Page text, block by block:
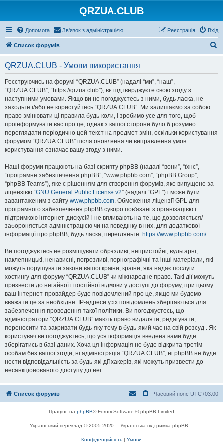
QRZUA.CLUB
Допомога Зв'язок з адміністрацією Вхід
Реєстрація
Список форумів
QRZUA.CLUB - Умови використання
Реєструючись на форумі “QRZUA.CLUB” (надалі “ми”, “наш”,
“QRZUA.CLUB”, “https://qrzua.club”), ви підтверджуєте свою згоду з
наступними умовами. Якщо ви не погоджуєтесь з ними, будь ласка, не
заходьте і/або не користуйтесь “QRZUA.CLUB”. Ми залишаємо за собою
право змінювати ці правила будь-коли, і зробимо усе для того, щоб
проінформувати вас про це, однак з вашої сторони було б розумно
переглядати періодично цей текст на предмет змін, оскільки користування
форумом “QRZUA.CLUB” після оновлення чи виправлення умов
користування означає вашу згоду з ними.
Наші форуми працюють на базі скрипту phpBB (надалі “вони”, “їхнє”,
“програмне забезпечення phpBB”, “www.phpbb.com”, “phpBB Group”,
“phpBB Teams”), яке є рішенням для створення форумів, яке випущене за
ліцензією “GNU General Public License v2” (надалі “GPL”) і може бути
завантаженим з сайту www.phpbb.com. Обмеження ліцензії GPL для
програмного забезпечення phpBB суворо пов'язані з організацією і
підтримкою інтернет-дискусій і не впливають на те, що дозволяється/
забороняється адміністрацією чи на поведінку в них. Для додаткової
інформації про phpBB, будь ласка, перегляньте: https://www.phpbb.com/.
Ви погоджуєтесь не розміщувати образливі, непристойні, вульгарні,
наклепницькі, ненависні, погрозливі, порнографічні та інші матеріали, які
можуть порушувати закони вашої країни, країни, яка надає послуги
хостингу для форуму “QRZUA.CLUB” чи міжнародне право. Такі дії можуть
призвести до негайної і постійної відмови у доступі до форуму, при цьому
ваш інтернет-провайдер буде повідомлений про це, якщо ми будемо
вважати це за необхідне. IP-адреси усіх повідомлень зберігаються для
забезпечення проведення такої політики. Ви погоджуєтесь, що
адміністратори “QRZUA.CLUB” мають право видаляти, редагувати,
переносити та закривати будь-яку тему в будь-який час на свій розсуд . Як
користувач ви погоджуєтесь, що уся інформація введена вами буде
зберігатись в базі даних. Хоча ця інформація не буде відкрита третім
особам без вашої згоди, ні адміністрація “QRZUA.CLUB”, ні phpBB не буде
нести відповідальність за будь-які дії хакерів, які можуть призвести до
несанкціонованого доступу до неї.
Список форумів Часовий пояс UTC+03:00
Працює на phpBB® Forum Software © phpBB Limited
Український переклад © 2005-2020 Українська підтримка phpBB
Конфіденційність | Умови